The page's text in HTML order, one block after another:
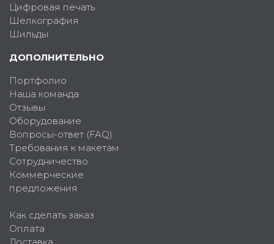
Цифровая печать
Шелкография
Шильды
ДОПОЛНИТЕЛЬНО
Портфолио
Наша команда
Отзывы
Оборудование
Вопросы-ответ (FAQ)
Требования к макетам
Сотрудничество
Коммерческие
предложения
Как сделать заказ
Оплата
Доставка